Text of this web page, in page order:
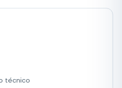
técnico